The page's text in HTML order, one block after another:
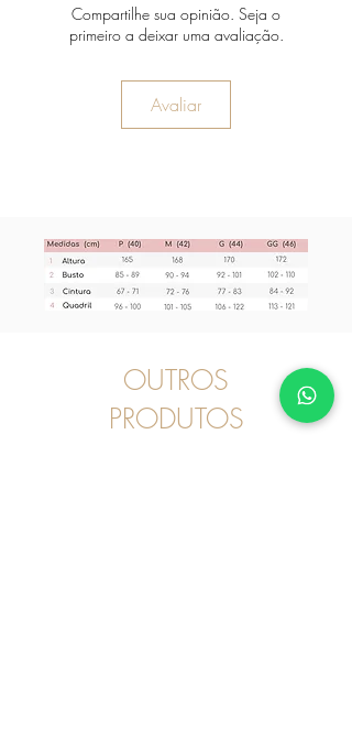
Compartilhe sua opinião. Seja o
primeiro a deixar uma avaliação.
Avaliar
OUTROS
PRODUTOS